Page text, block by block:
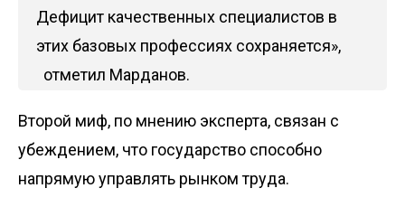
Дефицит качественных специалистов в
этих базовых профессиях сохраняется»,
отметил Марданов.
Второй миф, по мнению эксперта, связан с
убеждением, что государство способно
напрямую управлять рынком труда.